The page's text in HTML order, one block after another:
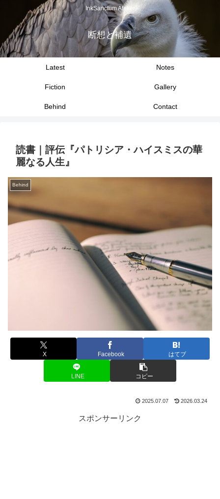
InkSanctum Atelier
断想と補遺
Latest Notes
Fiction Gallery
Behind Contact
読書｜評伝『パトリシア・ハイスミスの華
麗なる人生』
Behind
X Facebook はてブ
LINE コピー
2025.07.07 2026.03.24
スポンサーリンク